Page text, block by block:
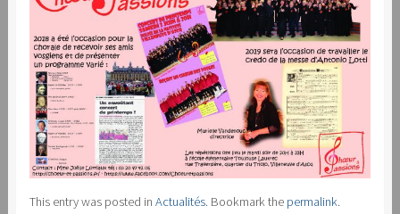
This entry was posted in Actualités. Bookmark the permalink.